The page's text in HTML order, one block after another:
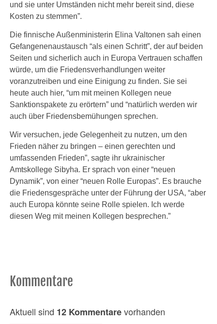
und sie unter Umständen nicht mehr bereit sind, diese
Kosten zu stemmen”.
Die finnische Außenministerin Elina Valtonen sah einen
Gefangenenaustausch “als einen Schritt”, der auf beiden
Seiten und sicherlich auch in Europa Vertrauen schaffen
würde, um die Friedensverhandlungen weiter
voranzutreiben und eine Einigung zu finden. Sie sei
heute auch hier, “um mit meinen Kollegen neue
Sanktionspakete zu erörtern” und “natürlich werden wir
auch über Friedensbemühungen sprechen.
Wir versuchen, jede Gelegenheit zu nutzen, um den
Frieden näher zu bringen – einen gerechten und
umfassenden Frieden”, sagte ihr ukrainischer
Amtskollege Sibyha. Er sprach von einer “neuen
Dynamik”, von einer “neuen Rolle Europas”. Es brauche
die Friedensgespräche unter der Führung der USA, “aber
auch Europa könnte seine Rolle spielen. Ich werde
diesen Weg mit meinen Kollegen besprechen.”
Kommentare
Aktuell sind 12 Kommentarevorhanden